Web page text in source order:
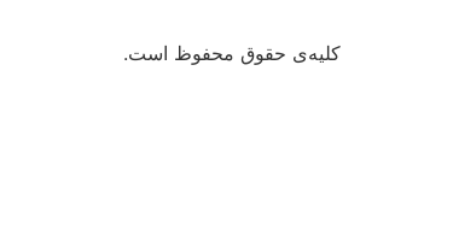
کلیه‌ی حقوق محفوظ است.